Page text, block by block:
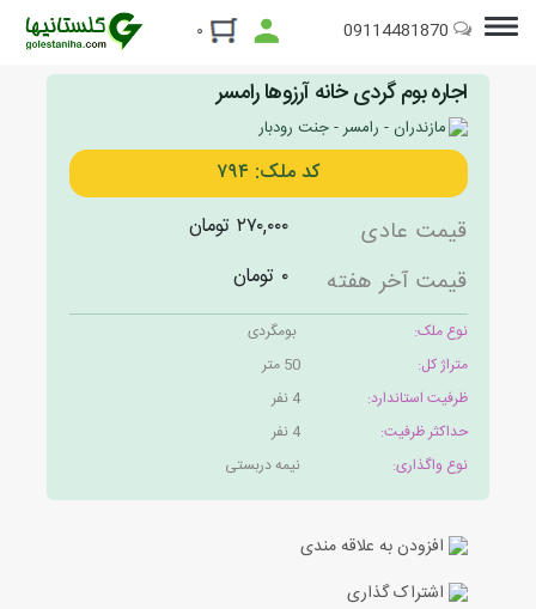
09114481870 ۰
اجاره بوم گردی خانه آرزوها رامسر
مازندران - رامسر - جنت رودبار
کد ملک: ۷۹۴
قیمت عادی ۲۷۰,۰۰۰ تومان
قیمت آخر هفته ۰ تومان
نوع ملک:
بومگردی
متراژ کل:
50 متر
ظرفیت استاندارد:
4 نفر
حداکثر ظرفیت:
4 نفر
نوع واگذاری:
نیمه دربستی
افزودن به علاقه مندی
اشتراک گذاری